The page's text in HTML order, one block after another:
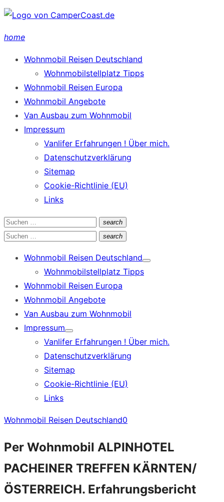
Zum
springen
home
Wohnmobil Reisen Deutschland
Wohnmobilstellplatz Tipps
Wohnmobil Reisen Europa
Wohnmobil Angebote
Van Ausbau zum Wohnmobil
Impressum
Vanlifer Erfahrungen ! Über mich.
Datenschutzverklärung
Sitemap
Cookie-Richtlinie (EU)
Links
Suchen
nach:
search
Suchen
Suchen
search
Suchen
Wohnmobil Reisen Deutschland
Show
Wohnmobilstellplatz Tipps
Wohnmobil Reisen Europa
Wohnmobil Angebote
Van Ausbau zum Wohnmobil
Impressum
Show
sub
Vanlifer Erfahrungen ! Über mich.
Datenschutzverklärung
Sitemap
Cookie-Richtlinie (EU)
Links
Wohnmobil Reisen Deutschland0
Per Wohnmobil ALPINHOTEL
PACHEINER TREFFEN KÄRNTEN/
ÖSTERREICH. Erfahrungsbericht